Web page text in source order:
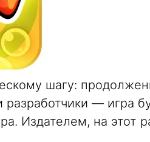
шагу:
разработчики — игра
Издателем, на этот